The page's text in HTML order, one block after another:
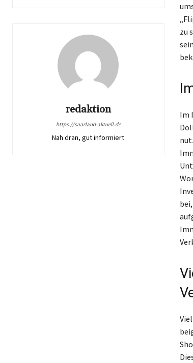
redaktion
https://saarland-aktuell.de
Nah dran, gut informiert
zu
Im